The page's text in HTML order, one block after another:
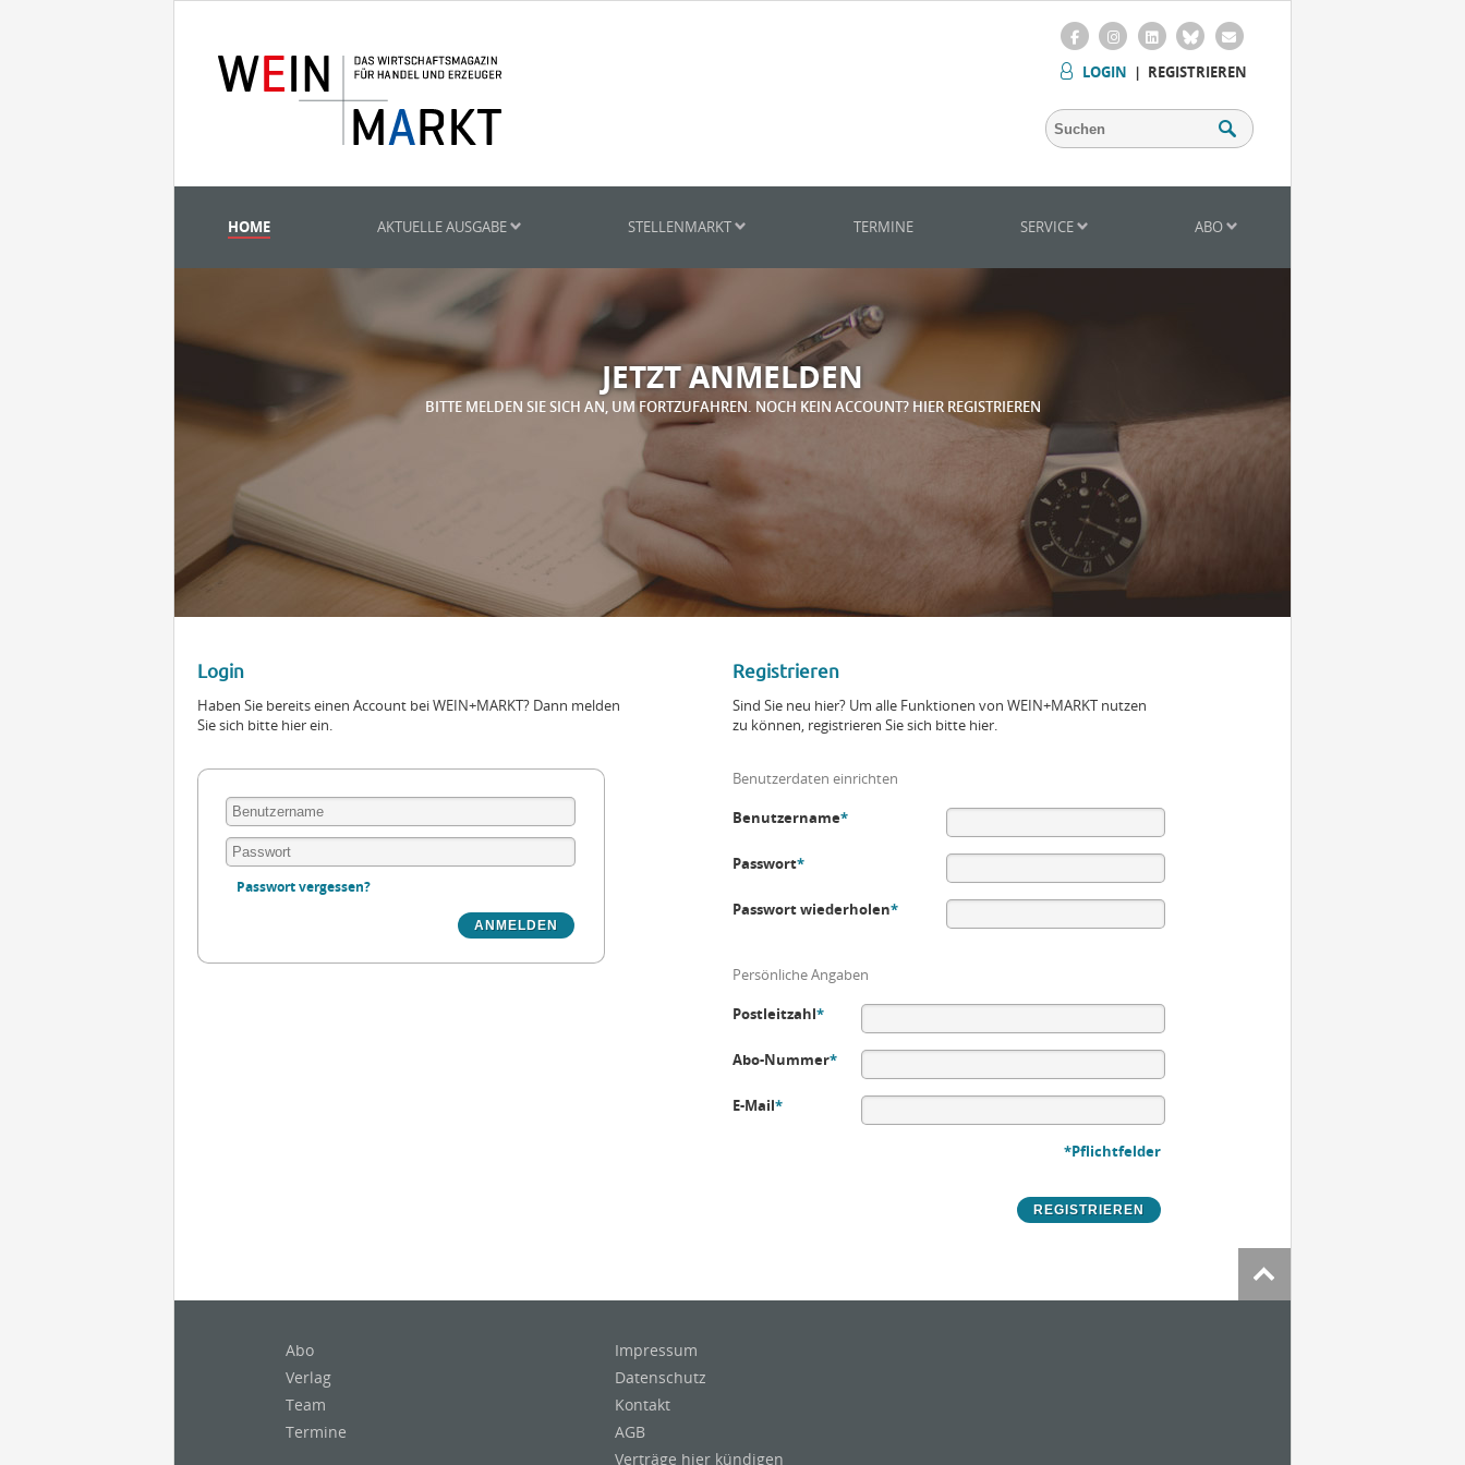
LOGIN | REGISTRIEREN
HOME AKTUELLE AUSGABE STELLENMARKT TERMINE SERVICE ABO
JETZT ANMELDEN
BITTE MELDEN SIE SICH AN, UM FORTZUFAHREN. NOCH KEIN ACCOUNT? HIER REGISTRIEREN
Login
Haben Sie bereits einen Account bei WEIN+MARKT? Dann melden
Sie sich bitte hier ein.
Passwort vergessen?
Registrieren
Sind Sie neu hier? Um alle Funktionen von WEIN+MARKT nutzen
zu können, registrieren Sie sich bitte hier.
Benutzerdaten einrichten
Benutzername*
Passwort*
Passwort wiederholen*
Persönliche Angaben
Postleitzahl*
Abo-Nummer*
E-Mail*
*Pflichtfelder
Abo
Verlag
Team
Termine
Impressum
Datenschutz
Kontakt
AGB
Verträge hier kündigen